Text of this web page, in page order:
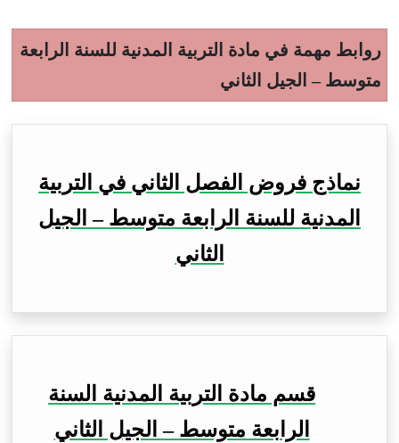
روابط مهمة في مادة التربية المدنية للسنة الرابعة
متوسط – الجيل الثاني
نماذج فروض الفصل الثاني في التربية
المدنية للسنة الرابعة متوسط – الجيل
الثاني
قسم مادة التربية المدنية السنة
الرابعة متوسط – الجيل الثاني